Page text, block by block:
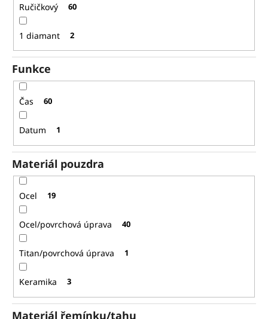
Ručičkový 60
1 diamant 2
Funkce
Čas 60
Datum 1
Materiál pouzdra
Ocel 19
Ocel/povrchová úprava 40
Titan/povrchová úprava 1
Keramika 3
Materiál řemínku/tahu